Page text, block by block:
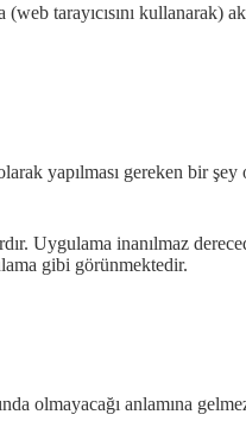
tarayıcısını kullanarak)
yapılması gereken bir şey
Uygulama inanılmaz
gibi görünmektedir.
olmayacağı anlamına